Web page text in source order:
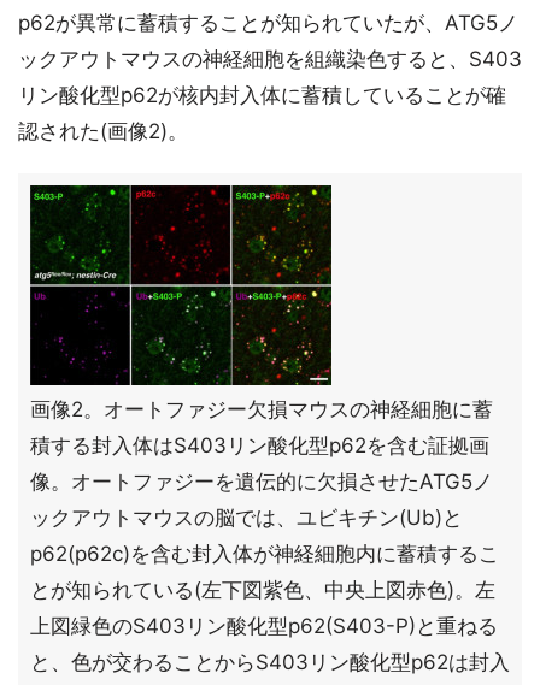
p62が異常に蓄積することが知られていたが、ATG5ノ
ックアウトマウスの神経細胞を組織染色すると、S403
リン酸化型p62が核内封入体に蓄積していることが確
認された(画像2)。
画像2。オートファジー欠損マウスの神経細胞に蓄
積する封入体はS403リン酸化型p62を含む証拠画
像。オートファジーを遺伝的に欠損させたATG5ノ
ックアウトマウスの脳では、ユビキチン(Ub)と
p62(p62c)を含む封入体が神経細胞内に蓄積するこ
とが知られている(左下図紫色、中央上図赤色)。左
上図緑色のS403リン酸化型p62(S403-P)と重ねる
と、色が交わることからS403リン酸化型p62は封入